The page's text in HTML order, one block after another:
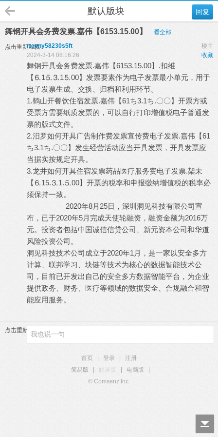
回复
默认版块
舞钢开具会务费发票.嘉伟【6153.15.00】 看全部
点击重新加载 楼主
rtevny58230s5ft
收藏
2024-3-14 08:16:26
舞钢开具会务费发票.嘉伟【6153.15.00】.扣维
【⒍1⒌⒊1⒌00】发票要素作为电子发票最小单元，用于
电子发票生成、交换、归档和利用环节。
1.鹤山开餐饮住宿发票.嘉伟【61ち3.1ち.〇〇】开票方或
受票方需要纸质发票的，可以自行打印增值税电子普通发
票的版式文件。
2.汨罗如何开具广告制作费发票宣传费电子发票.嘉伟【61
ち3.1ち.〇〇】发生经营活动应当开具发票，开具发票应
当据实按规定开具。
3.龙井如何开具住宿发票药品医疗服务费电子发票.架未
【⒍15.⒊1.⒌00】开票的税率和申报缴纳增值税的税率必
须保持一致。
2020年8月25日，深圳洞见科技有限公司宣
布，已于2020年5月完成天使轮融资，融资金额为2016万
元。投资者包括中国诚信信贷公司、新元资本公司和华道
风险投资公司。
洞见科技技术公司成立于2020年1月，是一家以安全多方
计算、联邦学习、块链等技术为核心的数据智能技术公
司，目前已开发出自己的安全多方数据智能平台，为企业
提供政务、财务、医疗等领域的数据安全、合规融合和智
能应用服务。
点击重新加载
首页 登录
注册
简易版
触屏版 电脑版
© Comsenz Inc.